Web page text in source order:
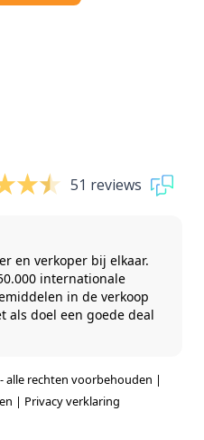
51 reviews
en verkoper bij elkaar.
internationale
in de verkoop
als doel een goede deal
rechten voorbehouden |
| Privacy verklaring